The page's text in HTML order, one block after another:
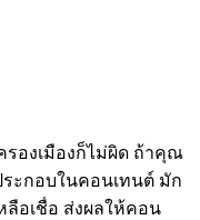
รองเมืองก็ไม่ผิด ถ้าคุณ
ะกอบในคอนเทนต์ มัก
ลือเชื่อ ส่งผลให้คอน